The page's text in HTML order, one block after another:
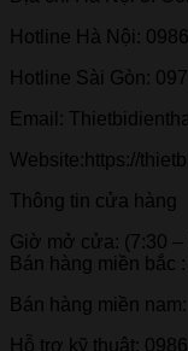
Hotline Hà Nội:
Hotline Sài Gòn:
Email:
Website:https://
Thông tin cửa hàng
Giờ mở cửa: (7:30 –
Bán hàng miền bắc
Bán hàng miền
Hỗ trợ kỹ thuật: